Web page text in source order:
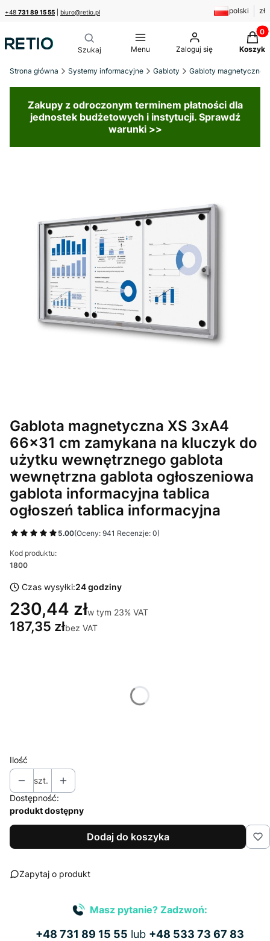
+48 731 89 15 55 biuro@retio.pl polski zł
Menu Zaloguj się Koszyk
Strona główna Systemy informacyjne Gabloty Gabloty magnetyczne
Zakupy z odroczonym terminem płatności dla
jednostek budżetowych i instytucji. Sprawdź
warunki >>
Gablota magnetyczna XS 3xA4
66x31 cm zamykana na kluczyk do
użytku wewnętrznego gablota
wewnętrzna gablota ogłoszeniowa
gablota informacyjna tablica
ogłoszeń tablica informacyjna
5.00(Oceny: 941 Recenzje: 0)
Kod produktu:
1800
Czas wysyłki:24 godziny
230,44 złw tym 23% VAT
w tym 23% VAT
187,35 złbez VAT
Ilość
szt.
Dostępność:
produkt dostępny
Dodaj do koszyka
Zapytaj o produkt
Masz pytanie? Zadzwoń:
+48 731 89 15 55 lub +48 533 73 67 83